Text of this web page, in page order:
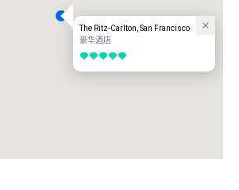
The Ritz-Carlton, San Francisco
豪华酒店
5/5